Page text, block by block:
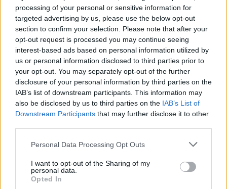
processing of your personal or sensitive information for
targeted advertising by us, please use the below opt-out
section to confirm your selection. Please note that after your
opt-out request is processed you may continue seeing
interest-based ads based on personal information utilized by
us or personal information disclosed to third parties prior to
your opt-out. You may separately opt-out of the further
disclosure of your personal information by third parties on the
IAB’s list of downstream participants. This information may
also be disclosed by us to third parties on the IAB’s List of
Downstream Participants that may further disclose it to other
Please note that this website/app uses one or more Google
not limited to your visit or usage behaviour. You may click to
grant or deny consent to Google and its third-party tags to
use your data for below specified purposes in below Google
Personal Data Processing Opt Outs
I want to opt-out of the Sharing of my
personal data.
Opted In
Meccs Center
Paris Saint-Germainvs
Manchester United
Felkészülési szezon 4. mérkőzés
Nya Ullevi, Göteborg
2026-08-08 17:00
1 nap 7 óra 32 perc 31 másodperc
Leeds UnitedvsManchester United